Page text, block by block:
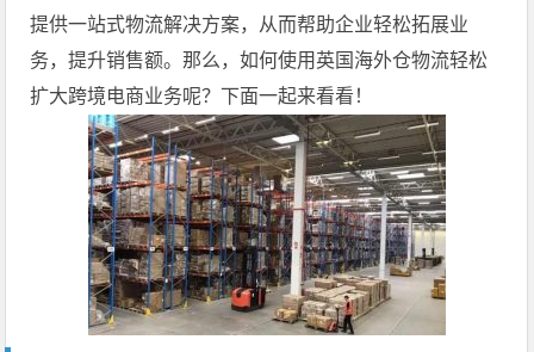
提供一站式物流解决方案，从而帮助企业轻松拓展业
务，提升销售额。那么，如何使用英国海外仓物流轻松
扩大跨境电商业务呢？下面一起来看看！